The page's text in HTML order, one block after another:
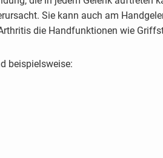
Sie kann auch am
die Handfunktionen wie
beispielsweise: